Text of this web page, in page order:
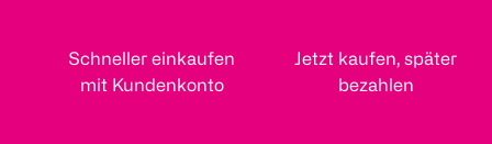
Schneller einkaufen
mit Kundenkonto
Jetzt kaufen, später
bezahlen